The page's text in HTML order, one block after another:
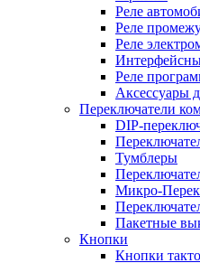
Реле
Реле
Реле
Реле
Аксессуары
Переключатели
DIP-
Тумблеры
Микро-
Пакетные
Кнопки
Кнопки